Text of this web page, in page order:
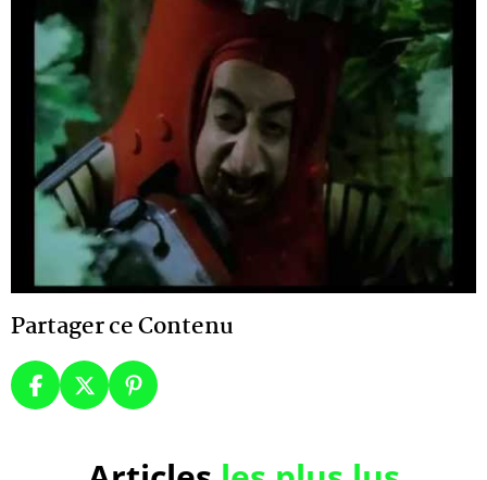
Partager ce Contenu